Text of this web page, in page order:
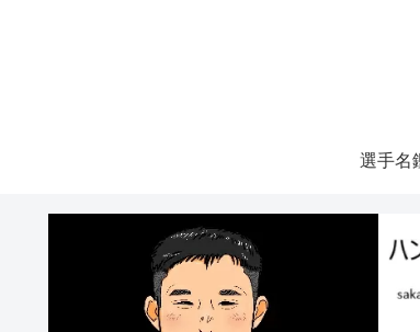
選手名